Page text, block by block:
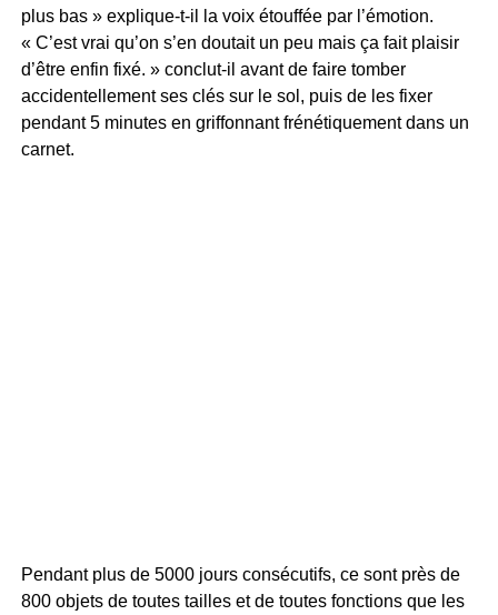
plus bas » explique-t-il la voix étouffée par l’émotion.
« C’est vrai qu’on s’en doutait un peu mais ça fait plaisir
d’être enfin fixé. » conclut-il avant de faire tomber
accidentellement ses clés sur le sol, puis de les fixer
pendant 5 minutes en griffonnant frénétiquement dans un
carnet.
Pendant plus de 5000 jours consécutifs, ce sont près de
800 objets de toutes tailles et de toutes fonctions que les